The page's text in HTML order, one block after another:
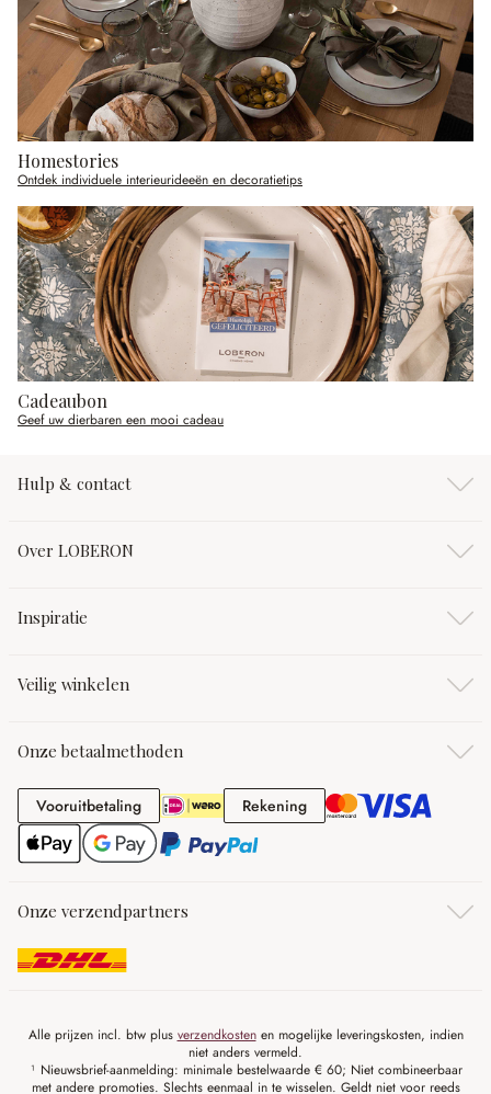
Homestories
Ontdek individuele interieurideeën en decoratietips
Cadeaubon
Geef uw dierbaren een mooi cadeau
Hulp & contact
Over LOBERON
Inspiratie
Veilig winkelen
Onze betaalmethoden
VooruitbetalingVooruitbetalingRekeningRekening
Onze verzendpartners
Alle prijzen incl. btw plus verzendkostenen mogelijke leveringskosten, indien
niet anders vermeld.
¹ Nieuwsbrief-aanmelding: minimale bestelwaarde € 60; Niet combineerbaar
met andere promoties. Slechts eenmaal in te wisselen. Geldt niet voor reeds